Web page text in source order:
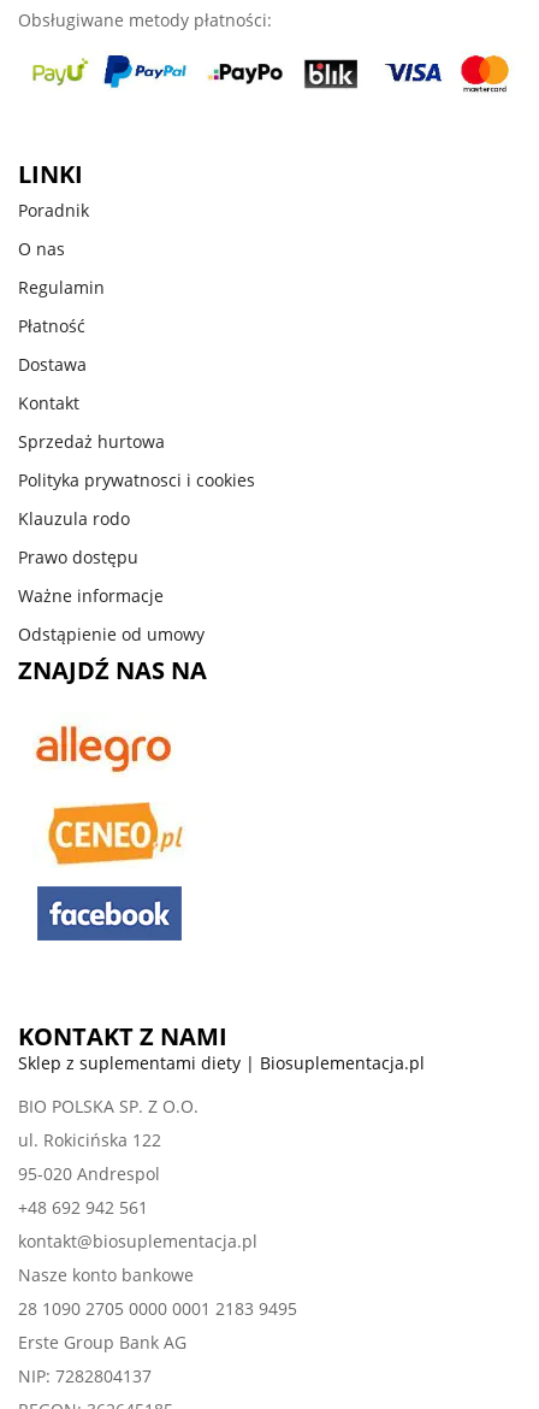
Obsługiwane metody płatności:
LINKI
Poradnik
O nas
Regulamin
Płatność
Dostawa
Kontakt
Sprzedaż hurtowa
Polityka prywatnosci i cookies
Klauzula rodo
Prawo dostępu
Ważne informacje
Odstąpienie od umowy
ZNAJDŹ NAS NA
KONTAKT Z NAMI
Sklep z suplementami diety | Biosuplementacja.pl
BIO POLSKA SP. Z O.O.
ul. Rokicińska 122
95-020 Andrespol
+48 692 942 561
kontakt@biosuplementacja.pl
Nasze konto bankowe
28 1090 2705 0000 0001 2183 9495
Erste Group Bank AG
NIP: 7282804137